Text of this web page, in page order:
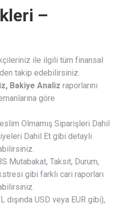
–
ile ilgili tüm finansal
takip edebilirsiniz.
Bakiye Analiz raporlarını
göre
Olmamış Siparişleri Dahil
Dahil Et gibi detaylı
Mutabakat, Taksit, Durum,
gibi farklı cari raporları
dışında USD veya EUR gibi),